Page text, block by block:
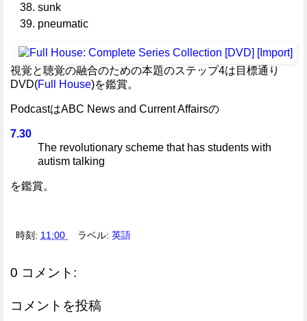
sunk
pneumatic
視覚と聴覚の融合のための本題のステップ4は目標通り
DVD(Full House)を鑑賞。
PodcastはABC News and Current Affairsの
7.30
The revolutionary scheme that has students with
autism talking
を鑑賞。
時刻: 11:00 ラベル:英語
0 コメント:
コメントを投稿